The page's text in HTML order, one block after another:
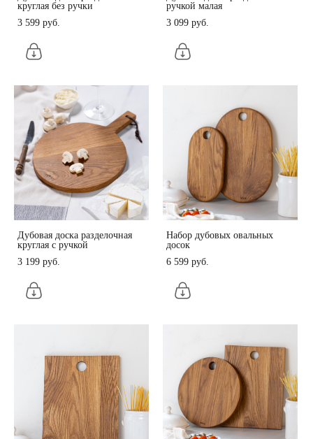
круглая без ручки
3 599 pуб.
ручкой малая
3 099 pуб.
Дубовая доска разделочная
круглая с ручкой
3 199 pуб.
Набор дубовых овальных
досок
6 599 pуб.